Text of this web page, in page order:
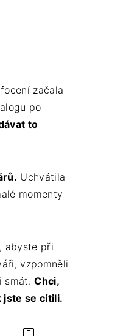
začala
po
to
Uchvátila
momenty
abyste při
vzpomněli
smát.Chci,
jste se cítili.